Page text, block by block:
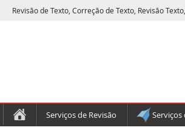
Revisão de Texto, Correção de Texto, Revisão
Serviços de Revisão Serviços